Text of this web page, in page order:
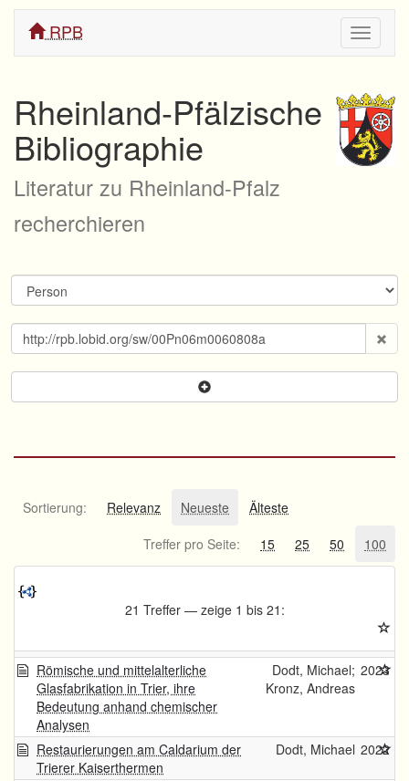
ein/
RPB
Rheinland-Pfälzische
Bibliographie
Literatur zu Rheinland-Pfalz
recherchieren
Sortierung: Relevanz Neueste
Älteste
Treffer pro Seite:
15 25 50 100
21 Treffer — zeige 1 bis 21:
Römische und mittelalterliche
Glasfabrikation in Trier, ihre
Bedeutung anhand chemischer
Analysen
Dodt, Michael;
Kronz, Andreas
2023
Restaurierungen am Caldarium der
Trierer Kaiserthermen
Dodt, Michael 2022